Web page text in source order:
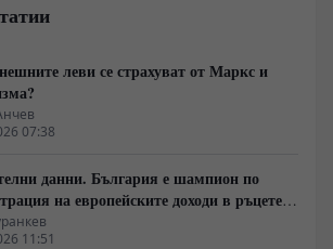
леви се страхуват от Маркс и
07:38
данни. България е шампион по
на европейските доходи в ръцете
1%, надминава и САЩ
11:51